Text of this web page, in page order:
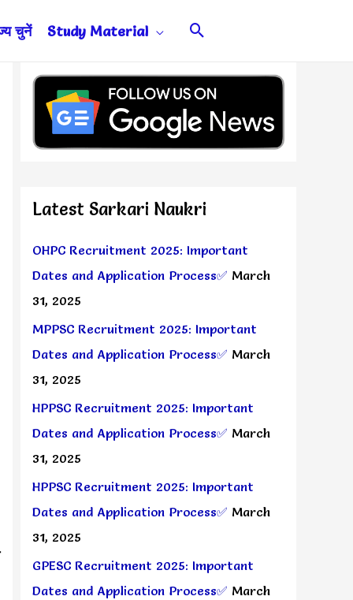
चुनें Study Material Search
Latest Sarkari Naukri
OHPC Recruitment 2025: Important
Dates and Application Process✅ March
31, 2025
MPPSC Recruitment 2025: Important
Dates and Application Process✅ March
31, 2025
HPPSC Recruitment 2025: Important
Dates and Application Process✅ March
31, 2025
HPPSC Recruitment 2025: Important
Dates and Application Process✅ March
31, 2025
GPESC Recruitment 2025: Important
Dates and Application Process✅ March